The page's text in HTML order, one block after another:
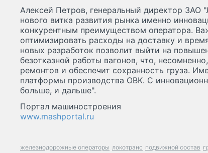
Алексей Петров, генеральный директор ЗАО
нового витка развития рынка именно
конкурентным преимуществом оператора.
оптимизировать расходы на доставку и
новых разработок позволит выйти на
безотказной работы вагонов, что,
ремонтов и обеспечит сохранность груза.
платформы производства ОВК. С
больше, и дальше".
Портал машиностроения
www.mashportal.ru
железнодорожные операторы локотранс подвижной состав